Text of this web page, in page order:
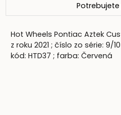
Hot Wheels Pontiac Aztek
z roku 2021 ; číslo zo série: 9/
kód: HTD37 ; farba: Červená